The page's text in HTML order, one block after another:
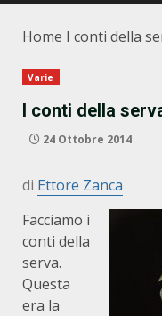
Home I conti della
Varie
I conti della
24 Ottobre 2014
di Ettore Zanca
Facciamo i
conti della
serva.
Questa
era la